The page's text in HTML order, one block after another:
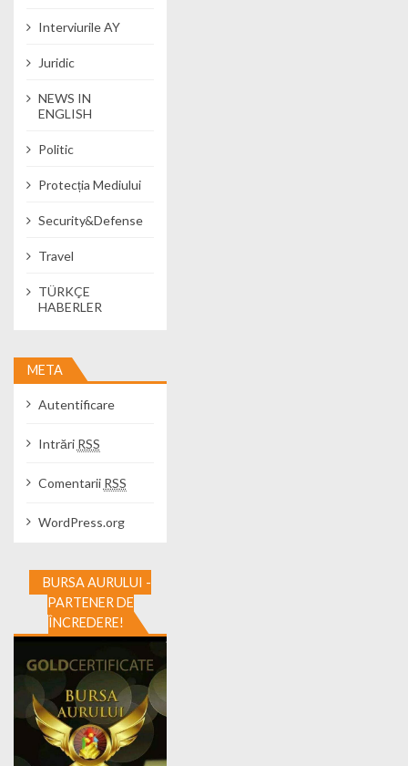
Interviurile AY
Juridic
NEWS IN
ENGLISH
Politic
Protecția Mediului
Security&Defense
Travel
TÜRKÇE
HABERLER
META
Autentificare
Intrări RSS
Comentarii RSS
WordPress.org
BURSA AURULUI -
PARTENER DE
ÎNCREDERE!